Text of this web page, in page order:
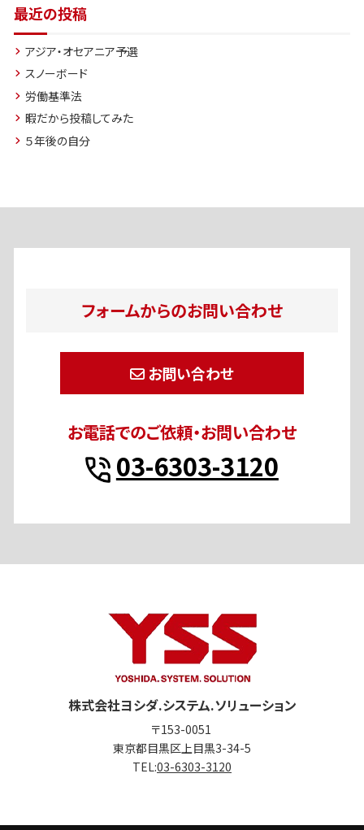
最近の投稿
アジア・オセアニア予選
スノーボード
労働基準法
暇だから投稿してみた
５年後の自分
フォームからのお問い合わせ
お問い合わせ
お電話でのご依頼・お問い合わせ
03-6303-3120
株式会社ヨシダ.システム.ソリューション
〒153-0051
東京都目黒区上目黒3-34-5
TEL:03-6303-3120